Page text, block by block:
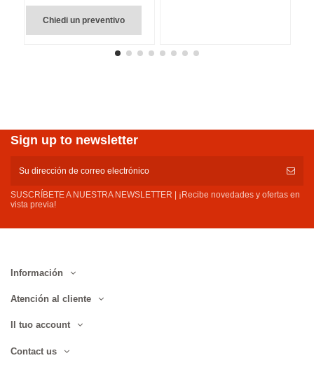
Chiedi un preventivo
Sign up to newsletter
SUSCRÍBETE A NUESTRA NEWSLETTER | ¡Recibe novedades y ofertas en
vista previa!
Información
Atención al cliente
Il tuo account
Contact us